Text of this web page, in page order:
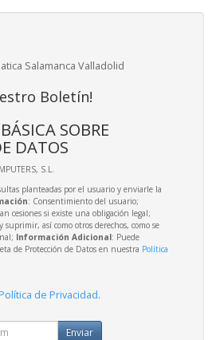
Salamanca Valladolid
Boletín!
SOBRE
DATOS
S.L.
planteadas por el usuario y enviarle la
: Consentimiento del usuario;
cesiones si existe una obligación legal;
suprimir, así como otros derechos, como se
Información Adicional: Puede
de Protección de Datos en nuestra Política
de Privacidad.
Enviar